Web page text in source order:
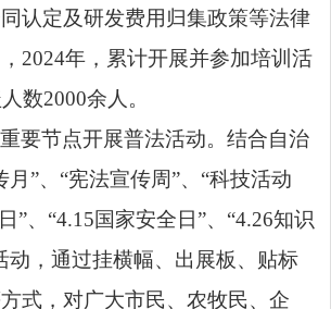
认定及研发费用归集政策等法律
2024年，累计开展并参加培训活
数2000余人。
重要节点开展普法活动。结合自治
月”、“宪法宣传周”、“科技活动
”、“4.15国家安全日”、“4.26知识
动，通过挂横幅、出展板、贴标
式，对广大市民、农牧民、企